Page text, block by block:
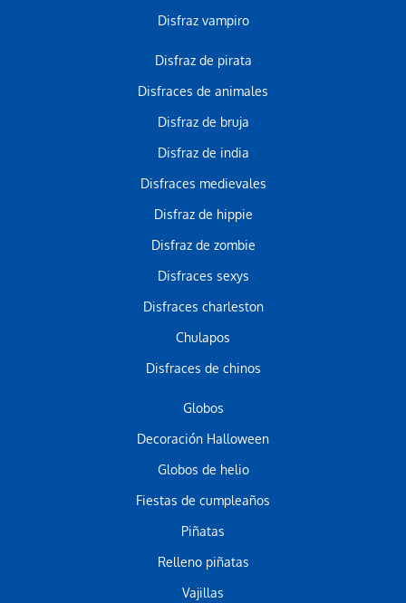
Disfraz vampiro
Disfraz de pirata
Disfraces de animales
Disfraz de bruja
Disfraz de india
Disfraces medievales
Disfraz de hippie
Disfraz de zombie
Disfraces sexys
Disfraces charleston
Chulapos
Disfraces de chinos
Globos
Decoración Halloween
Globos de helio
Fiestas de cumpleaños
Piñatas
Relleno piñatas
Vajillas